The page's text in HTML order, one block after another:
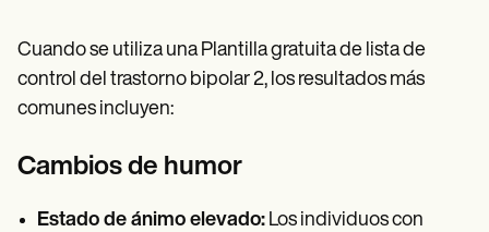
Cuando se utiliza una Plantilla gratuita de lista de
control del trastorno bipolar 2, los resultados más
comunes incluyen:
Cambios de humor
Estado de ánimo elevado: Los individuos con